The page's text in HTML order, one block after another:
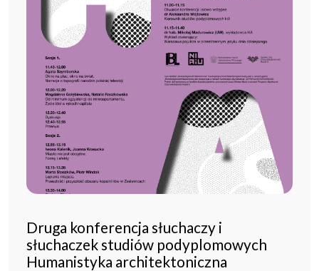
Druga konferencja słuchaczy i
słuchaczek studiów podyplomowych
Humanistyka architektoniczna